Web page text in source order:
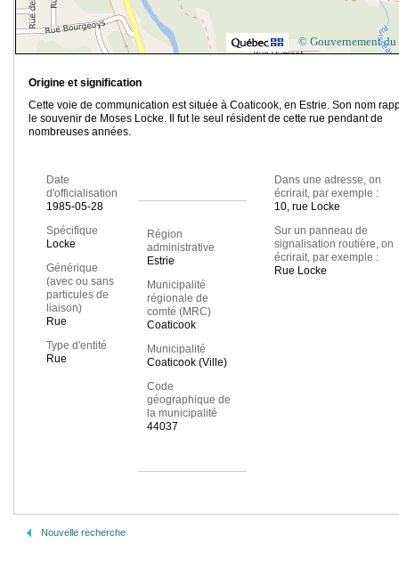
© Gouvernement du
Origine et signification
Cette voie de communication est située à Coaticook, en Estrie. Son nom
le souvenir de Moses Locke. Il fut le seul résident de cette rue pendant de
nombreuses années.
Date
d'officialisation
1985-05-28
Spécifique
Locke
Générique
(avec ou sans
particules de
liaison)
Rue
Type d'entité
Rue
Région
administrative
Estrie
Municipalité
régionale de
comté (MRC)
Coaticook
Municipalité
Coaticook (Ville)
Code
géographique de
la municipalité
44037
Dans une adresse, on
écrirait, par exemple :
10, rue Locke
Sur un panneau de
signalisation routière, on
écrirait, par exemple :
Rue Locke
Nouvelle recherche